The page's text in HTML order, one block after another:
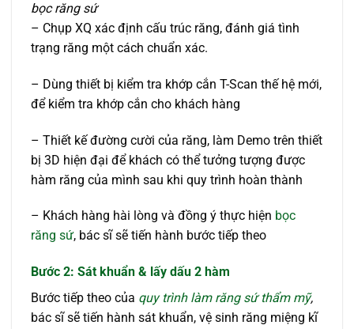
bọc răng sứ
– Chụp XQ xác định cấu trúc răng, đánh giá tình
trạng răng một cách chuẩn xác.
– Dùng thiết bị kiểm tra khớp cắn T-Scan thế hệ mới,
để kiểm tra khớp cắn cho khách hàng
– Thiết kế đường cười của răng, làm Demo trên thiết
bị 3D hiện đại để khách có thể tưởng tượng được
hàm răng của mình sau khi quy trình hoàn thành
– Khách hàng hài lòng và đồng ý thực hiện bọc
răng sứ, bác sĩ sẽ tiến hành bước tiếp theo
Bước 2: Sát khuẩn & lấy dấu 2 hàm
Bước tiếp theo của quy trình làm răng sứ thẩm mỹ,
bác sĩ sẽ tiến hành sát khuẩn, vệ sinh răng miệng kĩ